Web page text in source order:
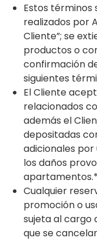
Estos
realizados por
Cliente”; se
productos o
confirmación
siguientes
El Cliente
relacionados
además el
depositadas
adicionales
los daños
apartamentos.*
Cualquier
promoción o
sujeta al cargo
que se